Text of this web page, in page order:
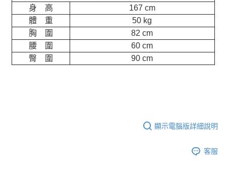
身 高
167 cm
體 重
50 kg
胸 圍
82 cm
腰 圍
60 cm
臀 圍
90 cm
顯示電腦版詳細說明
客服